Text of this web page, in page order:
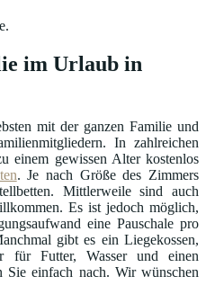
im Urlaub in
mit der ganzen Familie und
In zahlreichen
einem gewissen Alter kostenlos
. Je nach Größe des Zimmers
Mittlerweile sind auch
Es ist jedoch möglich,
eine Pauschale pro
gibt es ein Liegekossen,
für Futter, Wasser und einen
Sie einfach nach. Wir wünschen